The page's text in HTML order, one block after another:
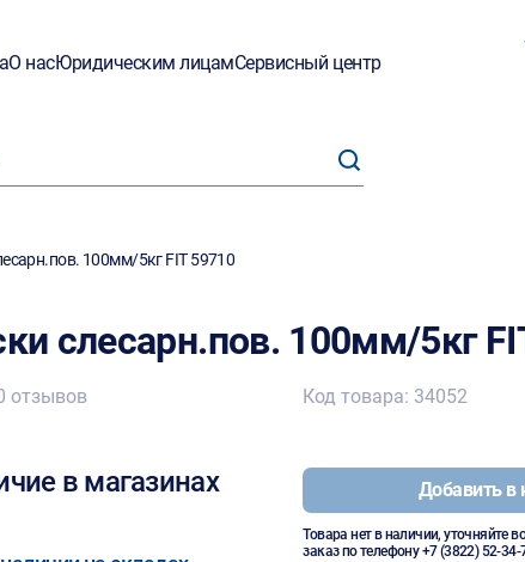
О насЮридическим лицамСервисный центр
100мм/5кг FIT 59710
слесарн.пов. 100мм/5кг
отзывов
в магазинах
Код товара: 34052
Добавить в
Товара нет в наличии, уточняйте
заказ по телефону+7 (3822) 52-34-